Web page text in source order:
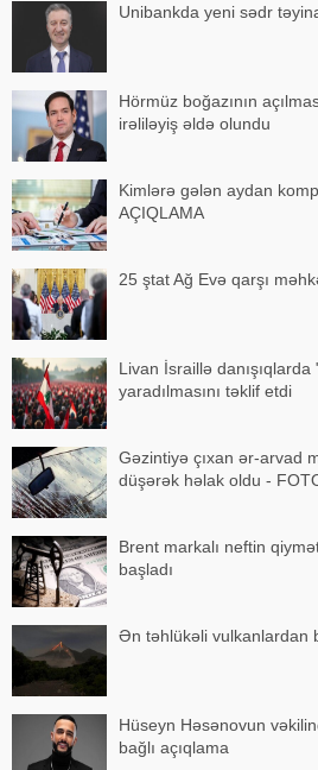
Unibankda yeni sədr
Hörmüz boğazının
irəliləyiş əldə olundu
Kimlərə gələn aydan
AÇIQLAMA
25 ştat Ağ Evə qarşı
Livan İsraillə
yaradılmasını təklif etdi
Gəzintiyə çıxan ər-arvad
düşərək həlak oldu -
Brent markalı neftin
başladı
Ən təhlükəli vulkanlardan
Hüseyn Həsənovun
bağlı açıqlama